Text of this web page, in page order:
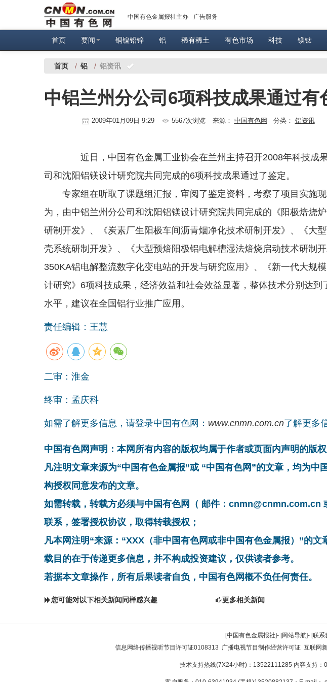
中国有色金属报社主办 广告服务
首页 要闻 铜镍铅锌 铝 稀有稀土 有色市场 科技 镁钛
首页 / 铝 / 铝资讯
中铝兰州分公司6项科技成果通过有
2009年01月09日 9:29 5567次浏览 来源： 中国有色网 分类： 铝资讯
近日，中国有色金属工业协会在兰州主持召开2008年科技成
司和沈阳铝镁设计研究院共同完成的6项科技成果通过了鉴定。
专家组在听取了课题组汇报，审阅了鉴定资料，考察了项目实施现
为，由中铝兰州分公司和沈阳铝镁设计研究院共同完成的《阳极焙烧
研制开发》、《炭素厂生阳极车间沥青烟净化技术研制开发》、《大
壳系统研制开发》、《大型预焙阳极铝电解槽湿法焙烧启动技术研制
350KA铝电解整流数字化变电站的开发与研究应用》、《新一代大规
计研究》6项科技成果，经济效益和社会效益显著，整体技术分别达到
水平，建议在全国铝行业推广应用。
责任编辑：王慧
二审：淮金
终审：孟庆科
如需了解更多信息，请登录中国有色网： www.cnmn.com.cn了解更多
中国有色网声明：本网所有内容的版权均属于作者或页面内声明的版权
凡注明文章来源为“中国有色金属报”或 “中国有色网”的文章，均为中
构授权同意发布的文章。
如需转载，转载方必须与中国有色网（ 邮件：cnmn@cnmn.com.cn
联系，签署授权协议，取得转载授权；
凡本网注明“来源：“XXX（非中国有色网或非中国有色金属报）”的
载目的在于传递更多信息，并不构成投资建议，仅供读者参考。
若据本文章操作，所有后果读者自负，中国有色网概不负任何责任。
您可能对以下相关新闻同样感兴趣 更多相关新闻
[中国有色金属报社]- [网站导航]- [联系
信息网络传播视听节目许可证0108313 广播电视节目制作经营许可证 互联网
技术支持热线(7X24小时)：13522111285 内容支持：